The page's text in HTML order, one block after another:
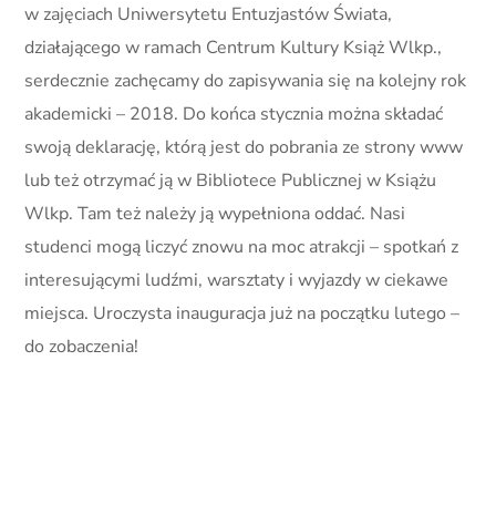
w zajęciach Uniwersytetu Entuzjastów Świata,
działającego w ramach Centrum Kultury Książ Wlkp.,
serdecznie zachęcamy do zapisywania się na kolejny rok
akademicki – 2018. Do końca stycznia można składać
swoją deklarację, którą jest do pobrania ze strony www
lub też otrzymać ją w Bibliotece Publicznej w Książu
Wlkp. Tam też należy ją wypełniona oddać. Nasi
studenci mogą liczyć znowu na moc atrakcji – spotkań z
interesującymi ludźmi, warsztaty i wyjazdy w ciekawe
miejsca. Uroczysta inauguracja już na początku lutego –
do zobaczenia!